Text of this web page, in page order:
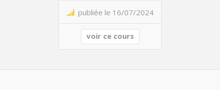
publiée le 16/07/2024
voir ce cours